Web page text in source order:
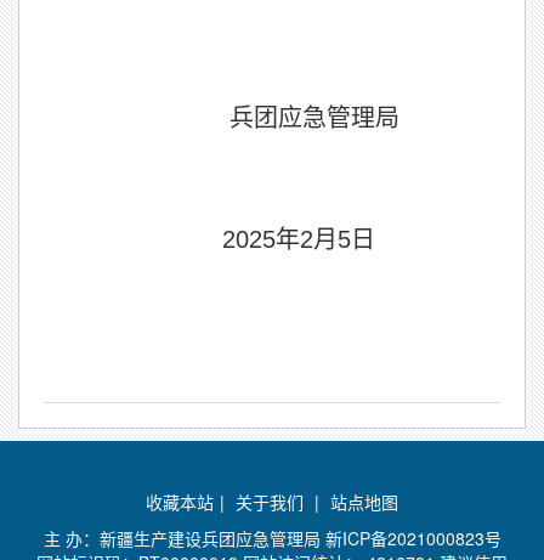
兵团应急管理局
2025年2月5日
收藏本站 | 关于我们 | 站点地图
主 办：新疆生产建设兵团应急管理局 新ICP备2021000823号